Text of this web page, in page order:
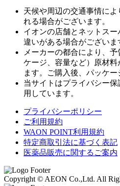
天候や周辺の交通事情に
れる場合がございます。
イオンの店舗とネットス
違いがある場合がございま
メーカーの都合により、
ケージ、容量など）原材
ます。ご購入後、パッケー
当サイトはプライバシー
用しています。
プライバシーポリシー
ご利用規約
WAON POINT利用規約
特定商取引法に基づく表記
医薬品販売に関するご案内
Copyright © AEON Co.,Ltd. All